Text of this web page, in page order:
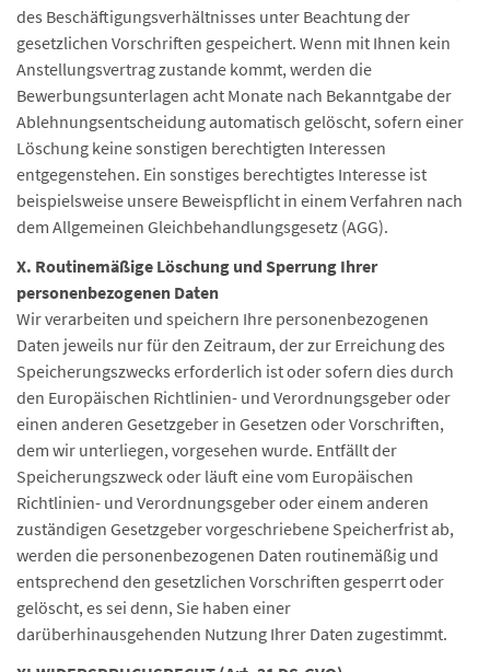
des Beschäftigungsverhältnisses unter Beachtung der
gesetzlichen Vorschriften gespeichert. Wenn mit Ihnen kein
Anstellungsvertrag zustande kommt, werden die
Bewerbungsunterlagen acht Monate nach Bekanntgabe der
Ablehnungsentscheidung automatisch gelöscht, sofern einer
Löschung keine sonstigen berechtigten Interessen
entgegenstehen. Ein sonstiges berechtigtes Interesse ist
beispielsweise unsere Beweispflicht in einem Verfahren nach
dem Allgemeinen Gleichbehandlungsgesetz (AGG).
X. Routinemäßige Löschung und Sperrung Ihrer
personenbezogenen Daten
Wir verarbeiten und speichern Ihre personenbezogenen
Daten jeweils nur für den Zeitraum, der zur Erreichung des
Speicherungszwecks erforderlich ist oder sofern dies durch
den Europäischen Richtlinien- und Verordnungsgeber oder
einen anderen Gesetzgeber in Gesetzen oder Vorschriften,
dem wir unterliegen, vorgesehen wurde. Entfällt der
Speicherungszweck oder läuft eine vom Europäischen
Richtlinien- und Verordnungsgeber oder einem anderen
zuständigen Gesetzgeber vorgeschriebene Speicherfrist ab,
werden die personenbezogenen Daten routinemäßig und
entsprechend den gesetzlichen Vorschriften gesperrt oder
gelöscht, es sei denn, Sie haben einer
darüberhinausgehenden Nutzung Ihrer Daten zugestimmt.